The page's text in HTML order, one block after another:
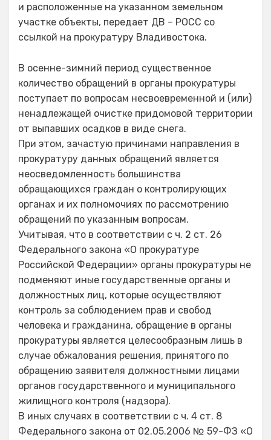
и расположенные на указанном земельном
участке объекты, передает ДВ – РОСС со
ссылкой на прокуратуру Владивостока.
В осенне-зимний период существенное
количество обращений в органы прокуратуры
поступает по вопросам несвоевременной и (или)
ненадлежащей очистке придомовой территории
от выпавших осадков в виде снега.
При этом, зачастую причинами направления в
прокуратуру данных обращений является
неосведомленность большинства
обращающихся граждан о контролирующих
органах и их полномочиях по рассмотрению
обращений по указанным вопросам.
Учитывая, что в соответствии с ч. 2 ст. 26
Федерального закона «О прокуратуре
Российской Федерации» органы прокуратуры не
подменяют иные государственные органы и
должностных лиц, которые осуществляют
контроль за соблюдением прав и свобод
человека и гражданина, обращение в органы
прокуратуры является целесообразным лишь в
случае обжалования решения, принятого по
обращению заявителя должностными лицами
органов государственного и муниципального
жилищного контроля (надзора).
В иных случаях в соответствии с ч. 4 ст. 8
Федерального закона от 02.05.2006 № 59-ФЗ «О